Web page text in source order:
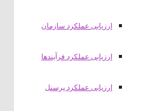
ارزیابی عملکرد سازمان
ارزیابی عملکرد فرآیندها
ارزیابی عملکرد پرسنل